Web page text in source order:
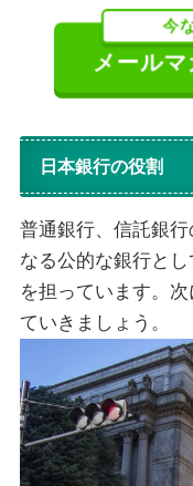
今
メール
日本銀行の役割
普通銀行、信託銀
なる公的な銀行とし
を担っています。
ていきましょう。